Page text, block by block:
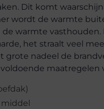
Dit komt
wordt de warmte
warmte
het straalt veel
nadeel de
maatregelen